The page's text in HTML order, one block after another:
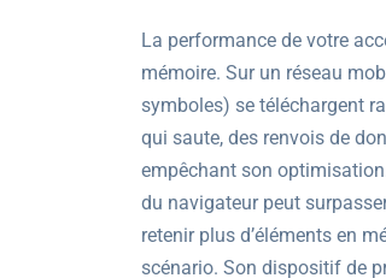
La performance de votre
mémoire. Sur un réseau
symboles) se téléchargent
qui saute, des renvois de
empêchant son
du navigateur peut
retenir plus d’éléments en
scénario. Son dispositif de